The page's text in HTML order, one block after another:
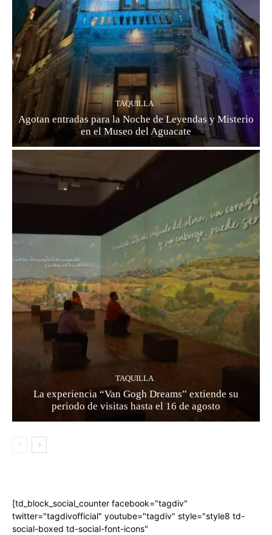
TAQUILLA
Agotan entradas para la Noche de Leyendas y Misterio
en el Museo del Aguacate
TAQUILLA
La experiencia “Van Gogh Dreams” extiende su
periodo de visitas hasta el 16 de agosto
[td_block_social_counter facebook="tagdiv"
twitter="tagdivofficial" youtube="tagdiv" style="style8 td-
social-boxed td-social-font-icons"